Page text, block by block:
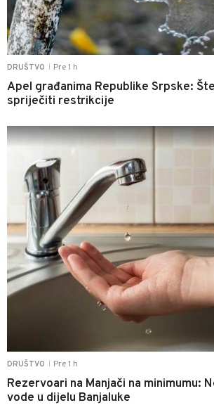
DRUŠTVO Pre 1 h
Apel građanima Republike Srpske:
spriječiti restrikcije
DRUŠTVO Pre 1 h
Rezervoari na Manjači na minimumu:
vode u dijelu Banjaluke